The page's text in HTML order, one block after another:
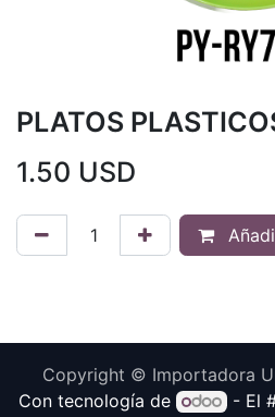
PLATOS
1.50 USD
Copyright © Importadora
Con tecnología de
- El